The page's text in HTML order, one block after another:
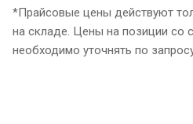
*Прайсовые цены действуют
на складе. Цены на позиции со
необходимо уточнять по